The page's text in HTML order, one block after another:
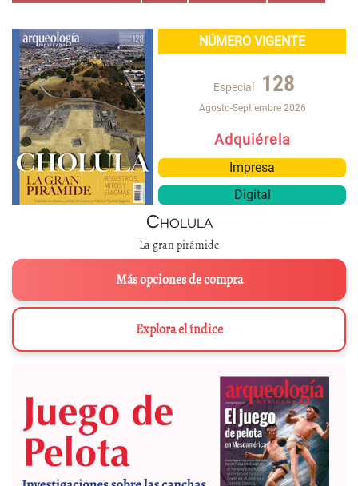
NÚMERO VIGENTE
Especial 128
Agosto-Septiembre 2026
Adquiérela
Impresa
Digital
Cholula
La gran pirámide
Más opciones de compra
Explora el índice